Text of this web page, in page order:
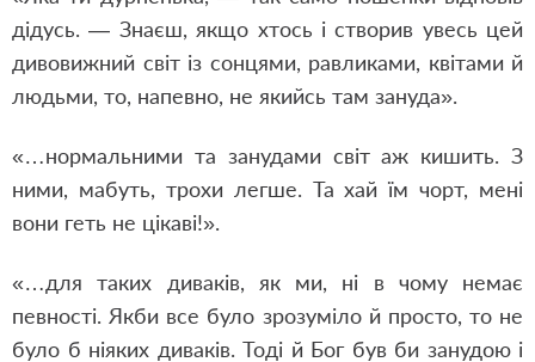
дідусь. — Знаєш, якщо хтось і створив увесь цей
дивовижний світ із сонцями, равликами, квітами й
людьми, то, напевно, не якийсь там зануда».
«…нормальними та занудами світ аж кишить. З
ними, мабуть, трохи легше. Та хай їм чорт, мені
вони геть не цікаві!».
«…для таких диваків, як ми, ні в чому немає
певності. Якби все було зрозуміло й просто, то не
було б ніяких диваків. Тоді й Бог був би занудою і